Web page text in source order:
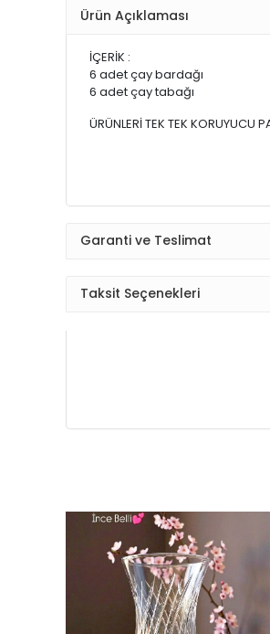
Ürün Açıklaması
İÇERİK :
6 adet çay bardağı
6 adet çay tabağı
ÜRÜNLERİ TEK TEK KORUYUCU
Garanti ve Teslimat
Taksit Seçenekleri